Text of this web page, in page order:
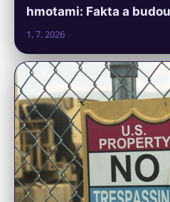
hmotami: Fakta a
1. 7. 2026